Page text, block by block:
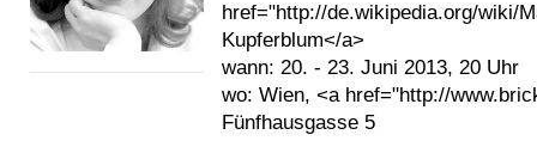
href="http://de.wikipedia.org/wiki/
Kupferblum</a>
wann: 20. - 23. Juni 2013, 20 Uhr
wo: Wien, <a href="http://
Fünfhausgasse 5